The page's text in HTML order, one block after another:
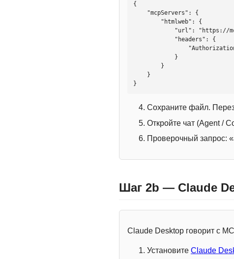
{
}
Сохраните файл.
Откройте чат (Agent /
Проверочный запрос:
Шаг 2b — Claude
Claude Desktop говорит с
Установите Claude